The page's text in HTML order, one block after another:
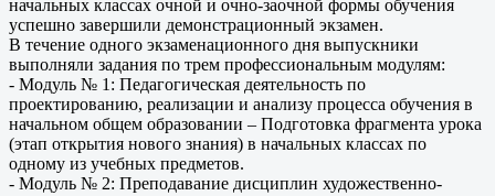
начальных классах очной и очно-заочной формы обучения
успешно завершили демонстрационный экзамен.
В течение одного экзаменационного дня выпускники
выполняли задания по трем профессиональным модулям:
- Модуль № 1: Педагогическая деятельность по
проектированию, реализации и анализу процесса обучения в
начальном общем образовании – Подготовка фрагмента урока
(этап открытия нового знания) в начальных классах по
одному из учебных предметов.
- Модуль № 2: Преподавание дисциплин художественно-